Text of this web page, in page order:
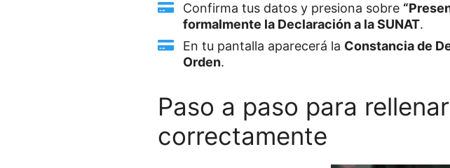
Confirma tus datos y presiona sobre
formalmente la Declaración a la SUNAT.
En tu pantalla aparecerá la Constancia de
Orden.
Paso a paso para
correctamente